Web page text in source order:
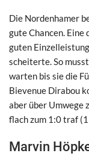
Die Nordenhamer
gute Chancen.
guten
scheiterte. So
warten bis sie die
Bievenue Dirabou
aber über Umwege
flach zum 1:0 traf
Marvin